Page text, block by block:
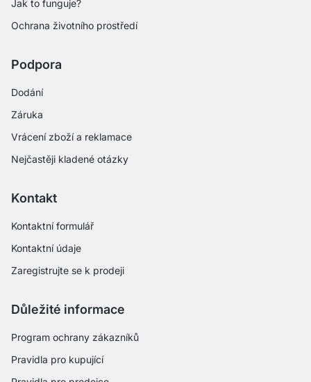
Jak to funguje?
Ochrana životního prostředí
Podpora
Dodání
Záruka
Vrácení zboží a reklamace
Nejčastěji kladené otázky
Kontakt
Kontaktní formulář
Kontaktní údaje
Zaregistrujte se k prodeji
Důležité informace
Program ochrany zákazníků
Pravidla pro kupující